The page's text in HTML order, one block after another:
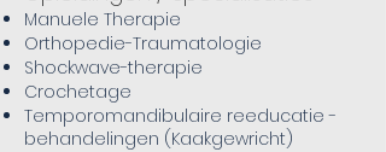
Manuele Therapie
Orthopedie-Traumatologie
Shockwave-therapie
Crochetage
Temporomandibulaire reeducatie -
behandelingen (Kaakgewricht)​